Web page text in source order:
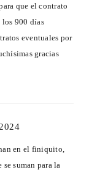
que el contrato
los 900 días
eventuales por
gracias
en el finiquito,
suman para la